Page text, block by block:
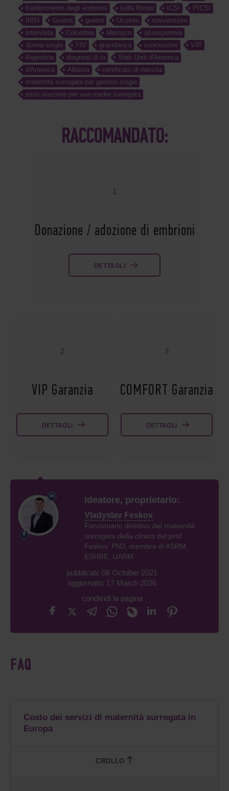
trasferimento degli embrioni
sulla fibrosi ICSI
PICSI
IMSI
Guerra guerra Ucrania
sovvenzioni
Intervista
Colombia Messico
azoospermia
donna single
FIV gravidanza concezione
VIP
Argentina
diagnosi di in
Stati Uniti d'America
d'America
Albania
certificato di nascita
maternità surrogata per genitori single
assicurazione per una madre surrogata
RACCOMANDATO:
1
Donazione / adozione di embrioni
DETTAGLI
2
VIP Garanzia
DETTAGLI
3
COMFORT Garanzia
DETTAGLI
Ideatore, proprietario:
Vladyslav Feskov
Funzionario direttivo del maternità
surrogata della clinica del prof.
Feskov, PhD, membro di ASRM,
ESHRE, UARM
pubblicati: 06 October 2021
aggiornato: 17 March 2026
condividi la pagina
FAQ
Costo dei servizi di maternità surrogata in
Europa